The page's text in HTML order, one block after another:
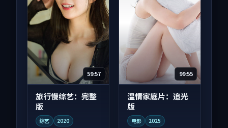
59:57
旅行慢综艺：完整
版
综艺 2020
99:55
温情家庭片：追光
版
电影 2025